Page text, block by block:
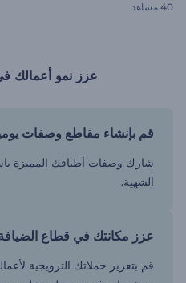
40 مشاهد
عزز نمو أعمالك
قم بإنشاء مقاطع وصفات
شارك وصفات أطباقك المميزة
الشهية.
عزز مكانتك في قطاع
قم بتعزيز حملاتك الترويجية